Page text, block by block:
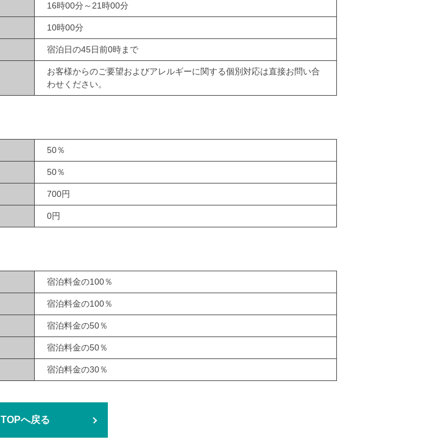
16時00分～21時00分
10時00分
宿泊日の45日前0時まで
お客様からのご要望およびアレルギーに関する個別対応は直接お問い合
わせください。
50％
50％
700円
0円
宿泊料金の100％
宿泊料金の100％
宿泊料金の50％
宿泊料金の50％
宿泊料金の30％
TOPへ戻る